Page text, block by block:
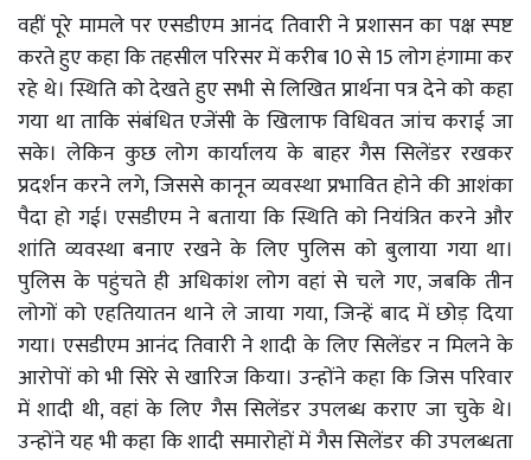
वहीं पूरे मामले पर एसडीएम आनंद तिवारी ने प्रशासन का पक्ष स्पष्ट
करते हुए कहा कि तहसील परिसर में करीब 10 से 15 लोग हंगामा कर
रहे थे। स्थिति को देखते हुए सभी से लिखित प्रार्थना पत्र देने को कहा
गया था ताकि संबंधित एजेंसी के खिलाफ विधिवत जांच कराई जा
सके। लेकिन कुछ लोग कार्यालय के बाहर गैस सिलेंडर रखकर
प्रदर्शन करने लगे, जिससे कानून व्यवस्था प्रभावित होने की आशंका
पैदा हो गई। एसडीएम ने बताया कि स्थिति को नियंत्रित करने और
शांति व्यवस्था बनाए रखने के लिए पुलिस को बुलाया गया था।
पुलिस के पहुंचते ही अधिकांश लोग वहां से चले गए, जबकि तीन
लोगों को एहतियातन थाने ले जाया गया, जिन्हें बाद में छोड़ दिया
गया। एसडीएम आनंद तिवारी ने शादी के लिए सिलेंडर न मिलने के
आरोपों को भी सिरे से खारिज किया। उन्होंने कहा कि जिस परिवार
में शादी थी, वहां के लिए गैस सिलेंडर उपलब्ध कराए जा चुके थे।
उन्होंने यह भी कहा कि शादी समारोहों में गैस सिलेंडर की उपलब्धता